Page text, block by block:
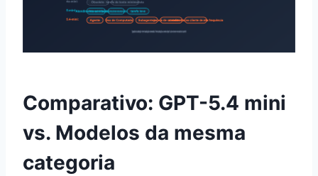
Comparativo: GPT-5.4 mini
vs. Modelos da mesma
categoria